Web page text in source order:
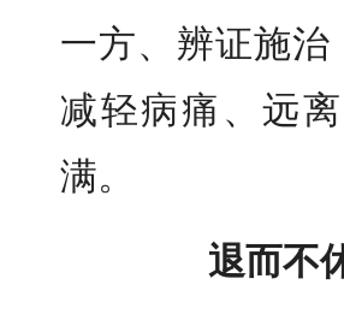
一方、辨证施
减轻病痛、远
满。
退而不